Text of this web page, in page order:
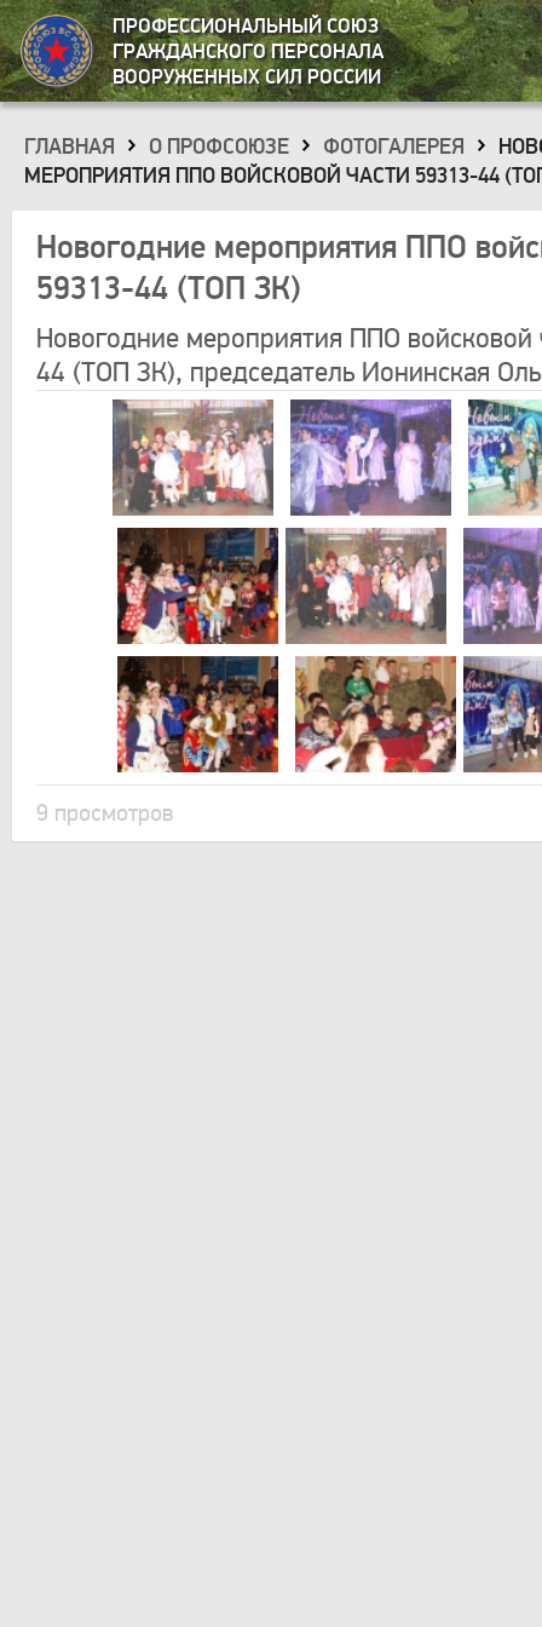
ПРОФЕССИОНАЛЬНЫЙ СОЮЗ
ГРАЖДАНСКОГО ПЕРСОНАЛА
ВООРУЖЕННЫХ СИЛ РОССИИ
ГЛАВНАЯ О ПРОФСОЮЗЕ ФОТОГАЛЕРЕЯ
МЕРОПРИЯТИЯ ППО ВОЙСКОВОЙ ЧАСТИ 59313-44
Новогодние мероприятия ППО
59313-44 (ТОП ЗК)
Новогодние мероприятия ППО войсковой
44 (ТОП ЗК), председатель Ионинская
9 просмотров